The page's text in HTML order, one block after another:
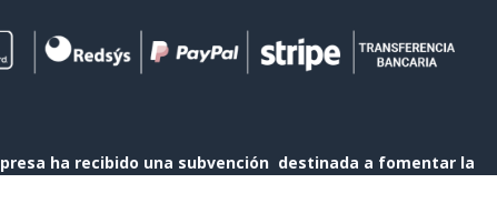
ha recibido una subvención destinada a fomentar la